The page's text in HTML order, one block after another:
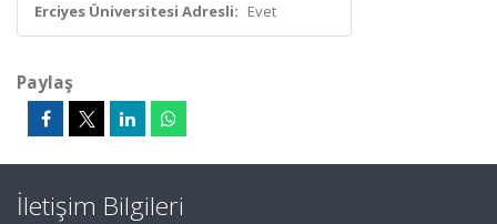
Erciyes Üniversitesi Adresli: Evet
Paylaş
İletişim Bilgileri